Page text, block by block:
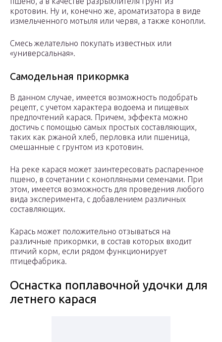
кротовин. Ну и, конечно же, ароматизатора в виде
измельченного мотыля или червя, а также конопли.
Смесь желательно покупать известных или
«универсальная».
Самодельная прикормка
В данном случае, имеется возможность подобрать
рецепт, с учетом характера водоема и пищевых
предпочтений карася. Причем, эффекта можно
достичь с помощью самых простых составляющих,
таких как ржаной хлеб, перловка или пшеница,
смешанные с грунтом из кротовин.
На реке карася может заинтересовать распаренное
пшено, в сочетании с конопляными семенами. При
этом, имеется возможность для проведения любого
вида эксперимента, с добавлением различных
составляющих.
Карась может положительно отзываться на
различные прикормки, в состав которых входит
птичий корм, если рядом функционирует
птицефабрика.
Оснастка поплавочной удочки для
летнего карася